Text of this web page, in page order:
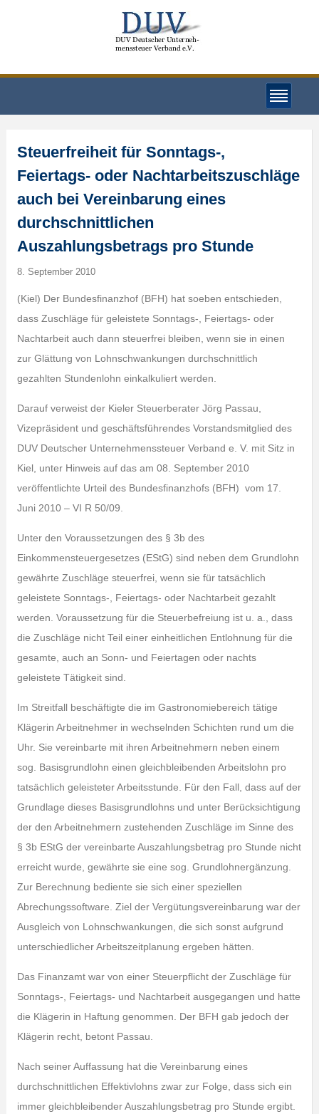
Steuerfreiheit für Sonntags-,
Feiertags- oder Nachtarbeitszuschläge
auch bei Vereinbarung eines
durchschnittlichen
Auszahlungsbetrags pro Stunde
8. September 2010
(Kiel) Der Bundesfinanzhof (BFH) hat soeben entschieden,
dass Zuschläge für geleistete Sonntags-, Feiertags- oder
Nachtarbeit auch dann steuerfrei bleiben, wenn sie in einen
zur Glättung von Lohnschwankungen durchschnittlich
gezahlten Stundenlohn einkalkuliert werden.
Darauf verweist der Kieler Steuerberater Jörg Passau,
Vizepräsident und geschäftsführendes Vorstandsmitglied des
DUV Deutscher Unternehmenssteuer Verband e. V. mit Sitz in
Kiel, unter Hinweis auf das am 08. September 2010
veröffentlichte Urteil des Bundesfinanzhofs (BFH) vom 17.
Juni 2010 – VI R 50/09.
Unter den Voraussetzungen des § 3b des
Einkommensteuergesetzes (EStG) sind neben dem Grundlohn
gewährte Zuschläge steuerfrei, wenn sie für tatsächlich
geleistete Sonntags-, Feiertags- oder Nachtarbeit gezahlt
werden. Voraussetzung für die Steuerbefreiung ist u. a., dass
die Zuschläge nicht Teil einer einheitlichen Entlohnung für die
gesamte, auch an Sonn- und Feiertagen oder nachts
geleistete Tätigkeit sind.
Im Streitfall beschäftigte die im Gastronomiebereich tätige
Klägerin Arbeitnehmer in wechselnden Schichten rund um die
Uhr. Sie vereinbarte mit ihren Arbeitnehmern neben einem
sog. Basisgrundlohn einen gleichbleibenden Arbeitslohn pro
tatsächlich geleisteter Arbeitsstunde. Für den Fall, dass auf der
Grundlage dieses Basisgrundlohns und unter Berücksichtigung
der den Arbeitnehmern zustehenden Zuschläge im Sinne des
§ 3b EStG der vereinbarte Auszahlungsbetrag pro Stunde nicht
erreicht wurde, gewährte sie eine sog. Grundlohnergänzung.
Zur Berechnung bediente sie sich einer speziellen
Abrechungssoftware. Ziel der Vergütungsvereinbarung war der
Ausgleich von Lohnschwankungen, die sich sonst aufgrund
unterschiedlicher Arbeitszeitplanung ergeben hätten.
Das Finanzamt war von einer Steuerpflicht der Zuschläge für
Sonntags-, Feiertags- und Nachtarbeit ausgegangen und hatte
die Klägerin in Haftung genommen. Der BFH gab jedoch der
Klägerin recht, betont Passau.
Nach seiner Auffassung hat die Vereinbarung eines
durchschnittlichen Effektivlohns zwar zur Folge, dass sich ein
immer gleichbleibender Auszahlungsbetrag pro Stunde ergibt.